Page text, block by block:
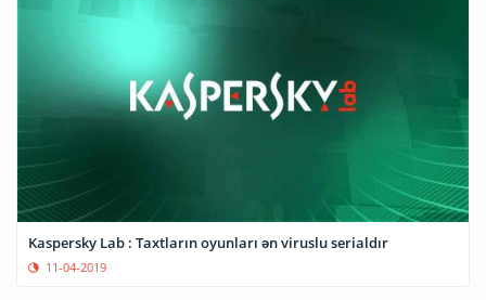
Kaspersky Lab : Taxtların oyunları ən viruslu serialdır
11-04-2019